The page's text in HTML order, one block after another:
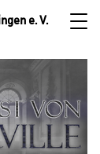
e. V.